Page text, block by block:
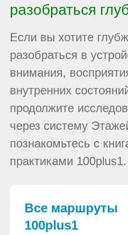
разобраться
Если вы хотите
разобраться в
внимания,
внутренних
продолжите
через систему
познакомьтесь с
практиками 100plus1.
Все маршруты
100plus1